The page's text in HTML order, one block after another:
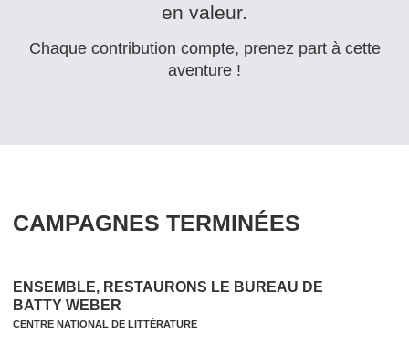
en valeur.
Chaque con­tri­bu­tion compte, prenez part à cette
aventure !
CAMPAGNES TERMINÉES
ENSEMBLE, RESTAURONS LE BUREAU DE
BATTY WEBER
CENTRE NATIONAL DE LITTÉRATURE